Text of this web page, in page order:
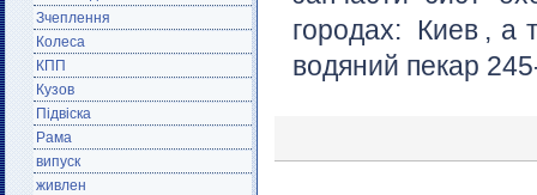
городах: Киев , а
водяний пекар
Зчеплення
Колеса
КПП
Кузов
Підвіска
Рама
випуск
живлен